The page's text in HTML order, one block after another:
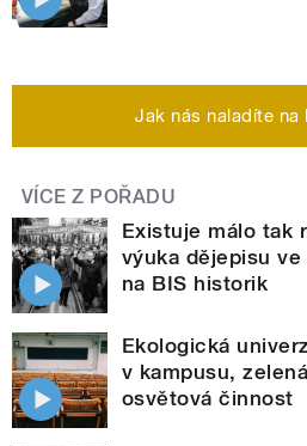
Jak nás naladíte na
VÍCE Z POŘADU
Existuje málo tak
výuka dějepisu
na BIS historik
Ekologická
v kampusu,
osvětová činnost